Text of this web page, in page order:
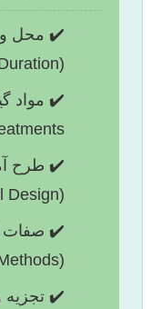
✔️ محل و
(Location & Duration)
✔️ طرح
(Experimental Design)
✔️ صفات
(Measured Traits & Methods)